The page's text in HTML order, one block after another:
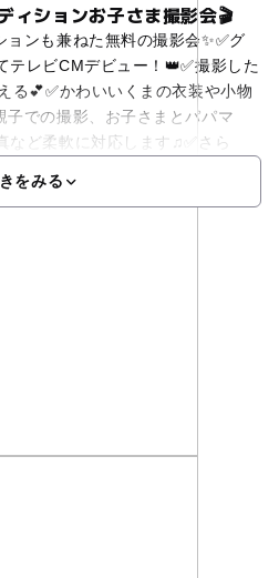
ィションお子さま撮影会🎬️
ンも兼ねた無料の撮影会✨✅グ
テレビCMデビュー！👑✅撮影した
る💕✅かわいいくまの衣装や小物
子での撮影、お子さまとパパマ
など柔軟に対応します♫✅さら
をみる